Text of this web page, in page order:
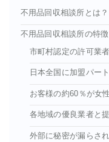
不用品回収相談所とは？
不用品回収相談所の特
市町村認定の許可業
日本全国に加盟パー
お客様の約60％が女
各地域の優良業者と
外部に秘密が漏らさ